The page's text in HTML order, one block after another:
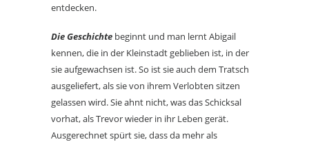
entdecken.
Die Geschichte beginnt und man lernt Abigail
kennen, die in der Kleinstadt geblieben ist, in der
sie aufgewachsen ist. So ist sie auch dem Tratsch
ausgeliefert, als sie von ihrem Verlobten sitzen
gelassen wird. Sie ahnt nicht, was das Schicksal
vorhat, als Trevor wieder in ihr Leben gerät.
Ausgerechnet spürt sie, dass da mehr als